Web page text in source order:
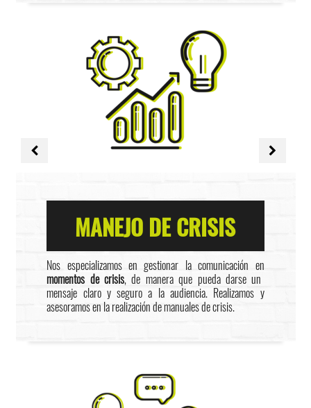
MANEJO DE CRISIS
Nos especializamos en gestionar la comunicación en
momentos de crisis, de manera que pueda darse un
mensaje claro y seguro a la audiencia. Realizamos y
asesoramos en la realización de manuales de crisis.